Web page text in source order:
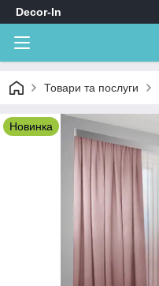
Decor-In
Товари та послуги
Новинка